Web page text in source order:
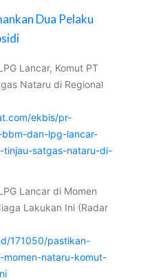
Dua Pelaku
Lancar, Komut PT
Nataru di Regional
ekbis/pr-
dan-lpg-lancar-
satgas-nataru-di-
Lancar di Momen
Lakukan Ini (Radar
171050/pastikan-
nataru-komut-